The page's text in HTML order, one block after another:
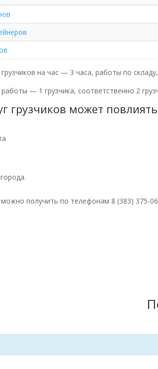
на час — 3 часа, работы по
— 1 грузчика, соответственно 2
грузчиков может повлиять
получить по телефонам 8 (383) 375-